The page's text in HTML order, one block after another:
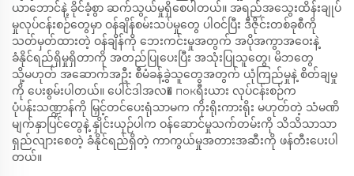
ယာဘောင်နဲ့ ခိုင်ခံ့စွာ ဆက်သွယ်မှုရှိစေပါတယ်။ အရည်အသွေးထိန်းချုပ်
မှုလုပ်ငန်းစဉ်တွေမှာ ဝန်ချိန်စမ်းသပ်မှုတွေ ပါဝင်ပြီး ဒီဇိုင်းတစ်ခုစီကို
သတ်မှတ်ထားတဲ့ ဝန်ချိန်ကို ဘေးကင်းမှုအတွက် အပိုအကွာအဝေးနဲ့
ခံနိုင်ရည်ရှိမှုရှိတာကို အတည်ပြုပေးပြီး အသုံးပြုသူတွေ၊ မိဘတွေ
သို့မဟုတ် အဆောက်အဦး စီမံခန့်ခွဲသူတွေအတွက် ယုံကြည်မှုနဲ့ စိတ်ချမှု
ကို ပေးစွမ်းပါတယ်။ ပေါင်ဒါအလ� покရီးယား လုပ်ငန်းစဉ်က
ပုံပန်းသဏ္ဍာန်ကို မြှင့်တင်ပေးရုံသာမက ကိုးရိုးကားရိုး မဟုတ်တဲ့ သံမဏိ
မျက်နှာပြင်တွေနဲ့ နှိုင်းယှဉ်ပါက ဝန်ဆောင်မှုသက်တမ်းကို သိသိသာသာ
ရှည်လျားစေတဲ့ ခံနိုင်ရည်ရှိတဲ့ ကာကွယ်မှုအတားအဆီးကို ဖန်တီးပေးပါ
တယ်။